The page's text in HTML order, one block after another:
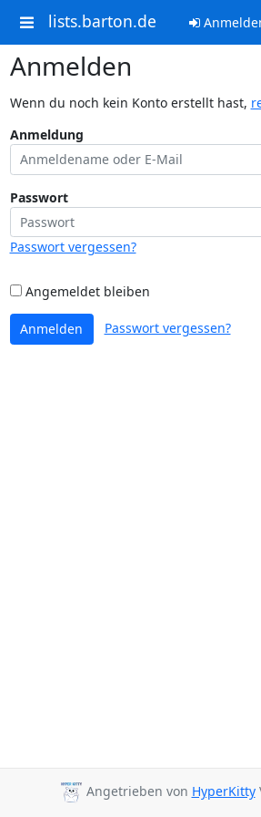
lists.barton.de
Anmelden
Wenn du noch kein Konto erstellt hast,
Anmeldung
Passwort
Passwort vergessen?
Angemeldet bleiben
Anmelden Passwort vergessen?
Angetrieben von HyperKitty